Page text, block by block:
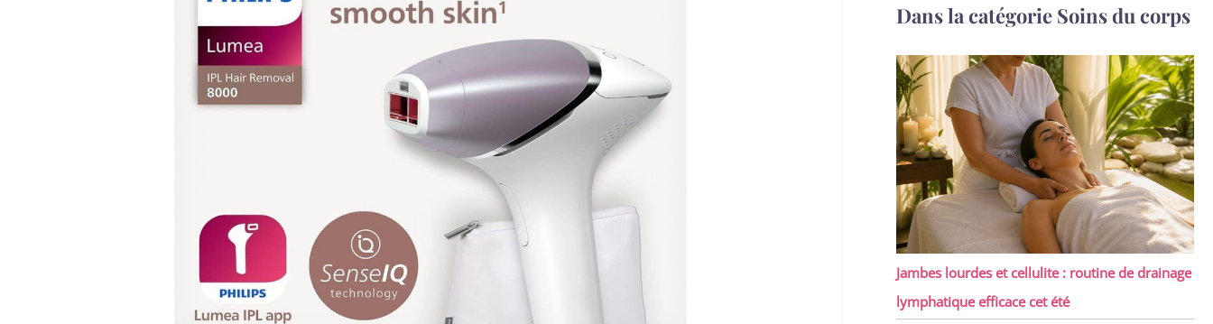
Dans la catégorie Soins du corps
Jambes lourdes et cellulite : routine de drainage
lymphatique efficace cet été